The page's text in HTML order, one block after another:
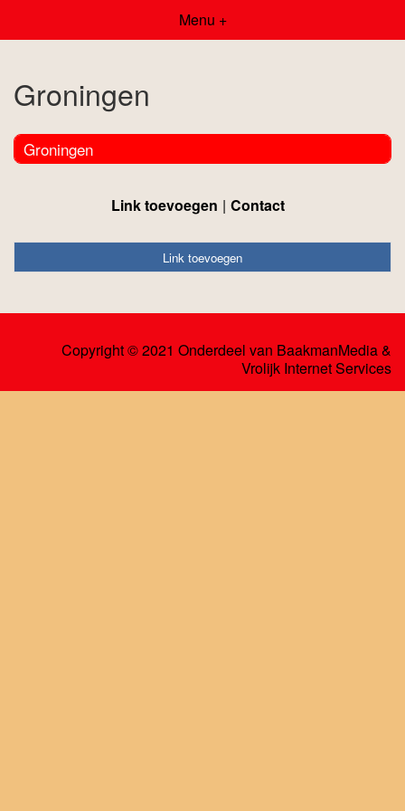
Menu +
Groningen
Groningen
Link toevoegen Contact
Link toevoegen
Copyright © 2021 Onderdeel van BaakmanMedia&
Vrolijk Internet Services